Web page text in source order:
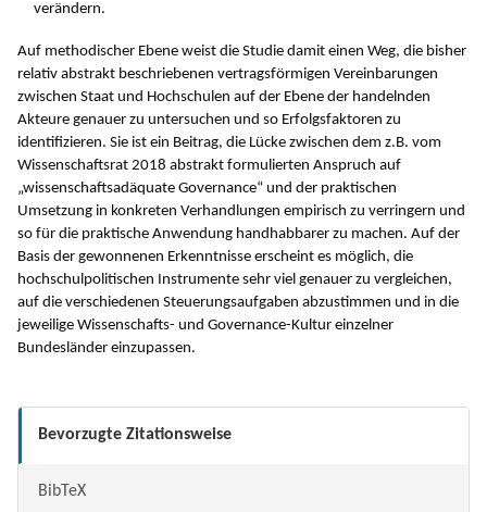
verändern.
Auf methodischer Ebene weist die Studie damit einen Weg, die bisher
relativ abstrakt beschriebenen vertragsförmigen Vereinbarungen
zwischen Staat und Hochschulen auf der Ebene der handelnden
Akteure genauer zu untersuchen und so Erfolgsfaktoren zu
identifizieren. Sie ist ein Beitrag, die Lücke zwischen dem z.B. vom
Wissenschaftsrat 2018 abstrakt formulierten Anspruch auf
„wissenschaftsadäquate Governance“ und der praktischen
Umsetzung in konkreten Verhandlungen empirisch zu verringern und
so für die praktische Anwendung handhabbarer zu machen. Auf der
Basis der gewonnenen Erkenntnisse erscheint es möglich, die
hochschulpolitischen Instrumente sehr viel genauer zu vergleichen,
auf die verschiedenen Steuerungsaufgaben abzustimmen und in die
jeweilige Wissenschafts- und Governance-Kultur einzelner
Bundesländer einzupassen.
Bevorzugte Zitationsweise
BibTeX